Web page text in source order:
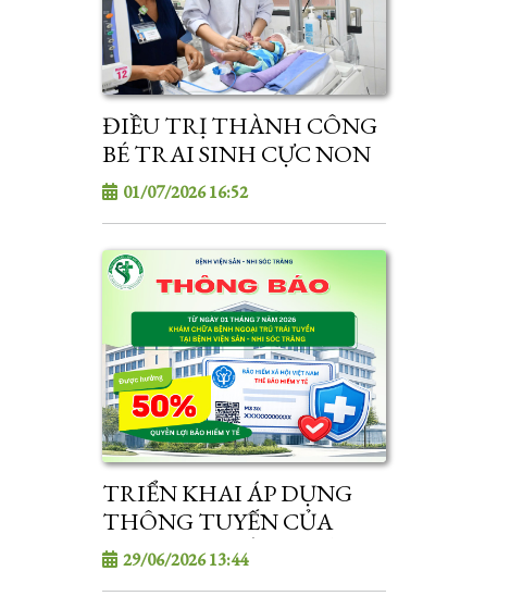
ĐIỀU TRỊ THÀNH CÔNG
BÉ TRAI SINH CỰC NON
NẶNG 800 GRAM
01/07/2026 16:52
TRIỂN KHAI ÁP DỤNG
THÔNG TUYẾN CỦA
DỊCH VỤ KHÁM CHỮA
BỆNH BẢO HIỂM Y TẾ TỪ
29/06/2026 13:44